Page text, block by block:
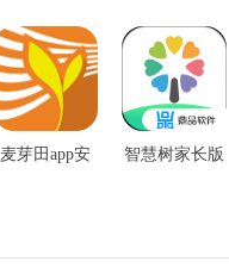
麦芽田app安 智慧树家长版